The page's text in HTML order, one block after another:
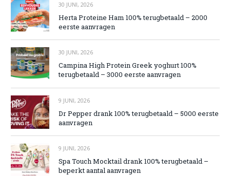
30 JUNI, 2026
Herta Proteine Ham 100% terugbetaald – 2000
eerste aanvragen
30 JUNI, 2026
Campina High Protein Greek yoghurt 100%
terugbetaald – 3000 eerste aanvragen
9 JUNI, 2026
Dr Pepper drank 100% terugbetaald – 5000 eerste
aanvragen
9 JUNI, 2026
Spa Touch Mocktail drank 100% terugbetaald –
beperkt aantal aanvragen